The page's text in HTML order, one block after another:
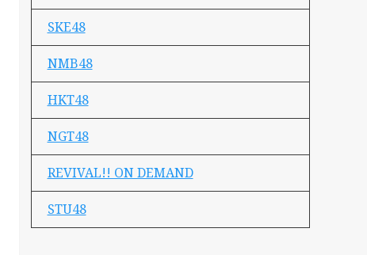
SKE48
NMB48
HKT48
NGT48
REVIVAL!! ON DEMAND
STU48